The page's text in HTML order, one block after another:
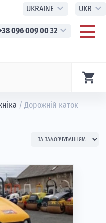
UKRAINE expand_more UKR expand_more
096 009 00 32 expand_more
shopping_cart
/ Дорожній каток